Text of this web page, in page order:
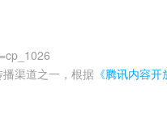
渠道之一，根据 《腾讯内容